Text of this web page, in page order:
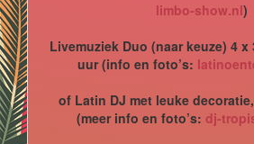
limbo-show.nl)
Livemuziek Duo (naar keuze) 4
uur (info en foto’s:
of Latin DJ met leuke
(meer info en foto’s: dj-